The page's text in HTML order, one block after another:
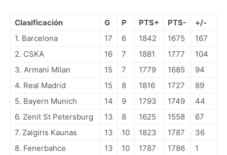
Clasificación G P PTS+ PTS-
+/-
1. Barcelona
17 6 1842 1675
167
2. CSKA
16 7 1881 1777
104
3. Armani Milan
15 7 1779 1685
94
4. Real Madrid
15 8 1816 1727
89
5. Bayern Munich
14 9 1793 1749
44
6. Zenit St Petersburg
13 8 1625 1558
67
7. Zalgiris Kaunas
13 10 1823 1787
36
8. Fenerbahce
13 10 1787 1786
1